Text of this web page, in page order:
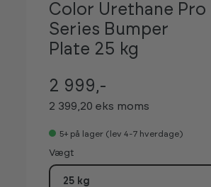
Color Urethane Pro
Series Bumper
Plate 25 kg
2 999,-
2 399,20 eks moms
5+ på lager (lev 4-7 hverdage)
Vælg
Vægt
25 kg